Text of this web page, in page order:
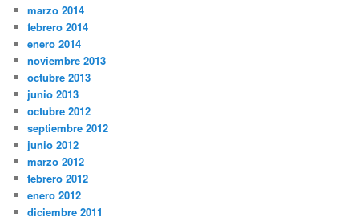
marzo 2014
febrero 2014
enero 2014
noviembre 2013
octubre 2013
junio 2013
octubre 2012
septiembre 2012
junio 2012
marzo 2012
febrero 2012
enero 2012
diciembre 2011